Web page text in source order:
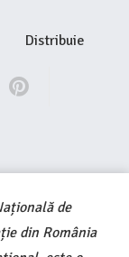
Distribuie
de
din România